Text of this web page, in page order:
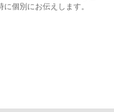
個別にお伝えします。